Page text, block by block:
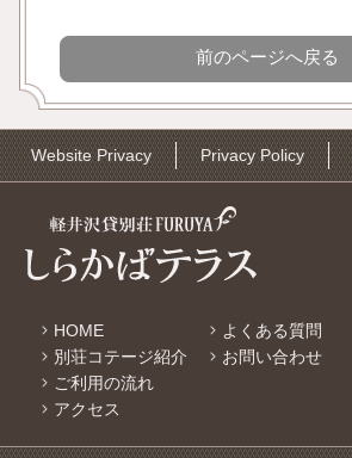
Website Privacy Privacy Policy
HOME
別荘コテージ紹介
ご利用の流れ
アクセス
よくある質問
お問い合わせ